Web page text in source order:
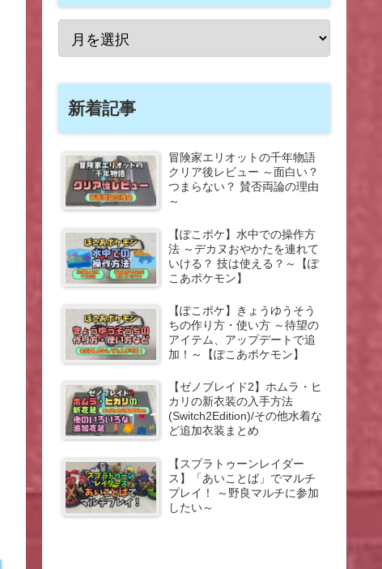
新着記事
冒険家エリオットの千年物語
クリア後レビュー ～面白い？
つまらない？ 賛否両論の理由
～
【ぽこポケ】水中での操作方
法 ～デカヌおやかたを連れて
いける？ 技は使える？～【ぽ
こあポケモン】
【ぽこポケ】きょうゆうそう
ちの作り方・使い方 ～待望の
アイテム、アップデートで追
加！～【ぽこあポケモン】
【ゼノブレイド2】ホムラ・ヒ
カリの新衣装の入手方法
(Switch2Edition)/その他水着な
ど追加衣装まとめ
【スプラトゥーンレイダー
ス】「あいことば」でマルチ
プレイ！ ～野良マルチに参加
したい～